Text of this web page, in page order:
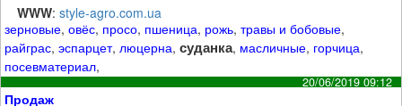
WWW:style-agro.com.ua
зерновые,овёс, просо, пшеница, рожь,травы и бобовые,
райграс,эспарцет, люцерна,суданка, масличные, горчица,
посевматериал,
20/06/2019 09:12
Продаж